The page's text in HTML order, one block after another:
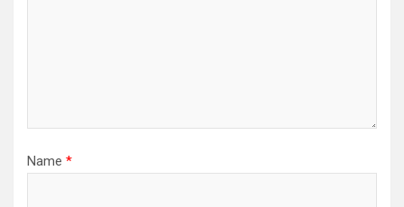
Name *